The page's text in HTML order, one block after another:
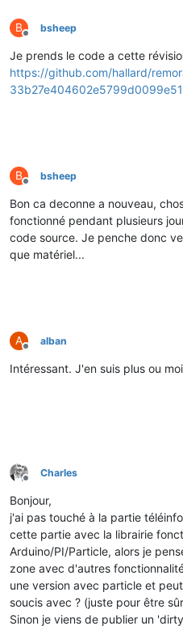
B
Offline
bsheep
Je prends le code a cette
https://github.com/hallard/
B
Offline
bsheep
Bon ca deconne a nouveau,
fonctionné pendant plusieurs
code source. Je penche donc
que matériel...
A
Offline
alban
Intéressant. J'en suis plus ou
Offline
Charles
Bonjour,
j'ai pas touché à la partie
cette partie avec la librairie
Arduino/PI/Particle, alors je
zone avec d'autres
une version avec particle et
soucis avec ? (juste pour être
Sinon je viens de publier un